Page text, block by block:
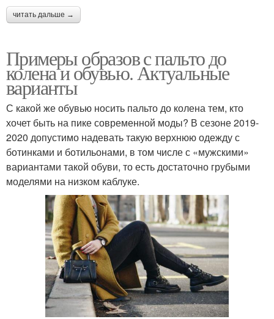
читать дальше →
Примеры образов с пальто до
колена и обувью. Актуальные
варианты
С какой же обувью носить пальто до колена тем, кто
хочет быть на пике современной моды? В сезоне 2019-
2020 допустимо надевать такую верхнюю одежду с
ботинками и ботильонами, в том числе с «мужскими»
вариантами такой обуви, то есть достаточно грубыми
моделями на низком каблуке.